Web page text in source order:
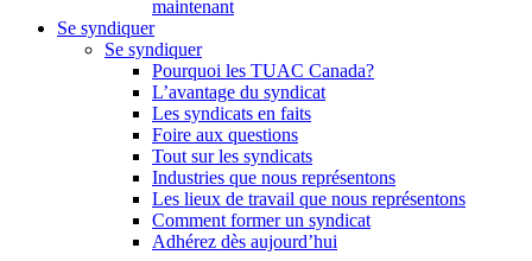
maintenant
Se syndiquer
Se syndiquer
Pourquoi les TUAC Canada?
L’avantage du syndicat
Les syndicats en faits
Foire aux questions
Tout sur les syndicats
Industries que nous représentons
Les lieux de travail que nous représentons
Comment former un syndicat
Adhérez dès aujourd’hui